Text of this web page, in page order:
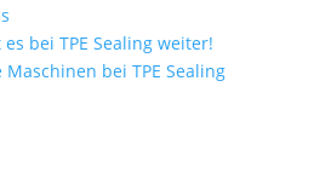
bei TPE Sealing weiter!
bei TPE Sealing